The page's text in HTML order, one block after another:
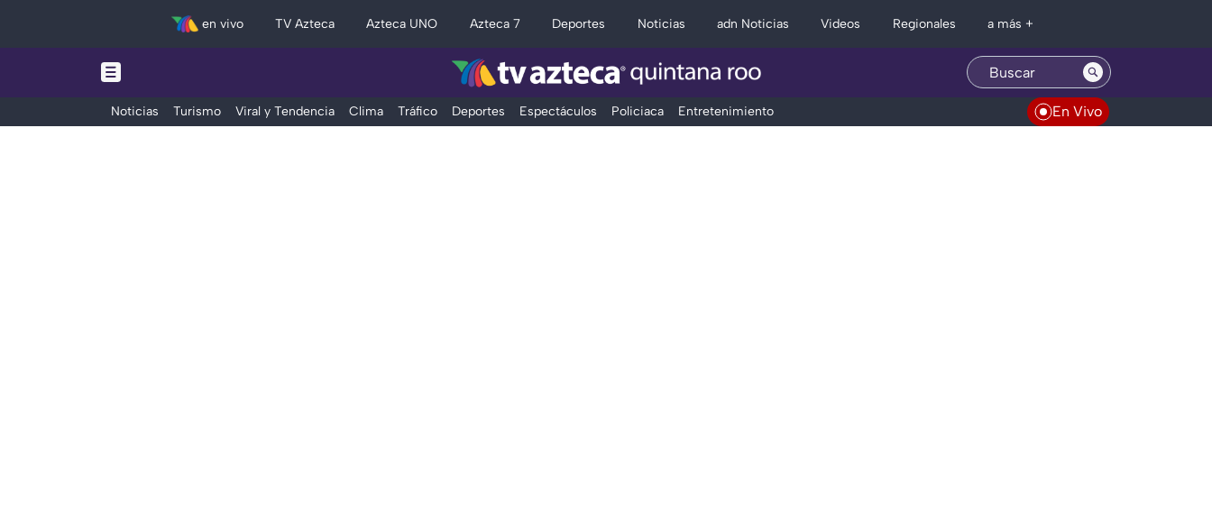
en vivo TV Azteca Azteca UNO Azteca 7 Deportes Noticias adn Noticias Videos Regionales a más +
Noticias Turismo Viral y Tendencia Clima Tráfico Deportes Espectáculos Policiaca Entretenimiento En Vivo